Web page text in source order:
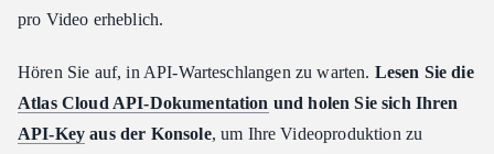
pro Video erheblich.
Hören Sie auf, in API-Warteschlangen zu warten. Lesen Sie die
Atlas Cloud API-Dokumentation und holen Sie sich Ihren
API-Key aus der Konsole, um Ihre Videoproduktion zu